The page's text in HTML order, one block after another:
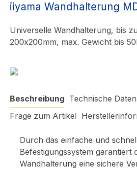
iiyama Wandhalterung
Universelle Wandhalterung, bis
200x200mm, max. Gewicht bis
Beschreibung Technische Daten
Frage zum Artikel
Durch das einfache und
Befestigungssystem garantiert
Wandhalterung eine sichere